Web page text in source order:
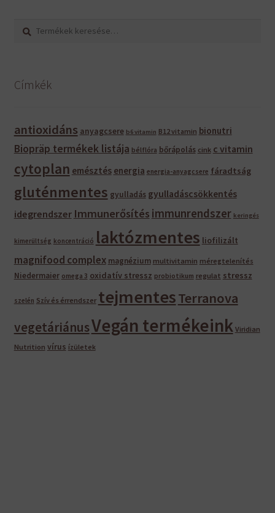
Keresés
Keresés
Címkék
antioxidáns anyagcsere b6 vitamin B12 vitamin bionutri
Biopräp termékek listája bélflóra bőrápolás cink c vitamin
cytoplan emésztés energia energia-anyagcsere fáradtság
gluténmentes gyulladás gyulladáscsökkentés
idegrendszer Immunerősítés immunrendszer keringés
kimerültség koncentráció laktózmentes liofilizált
magnifood complex magnézium multivitamin méregtelenítés
Niedermaier omega 3 oxidatív stressz probiotikum regulat stressz
szelén Szív és érrendszer tejmentesTerranova
vegetáriánusVegán termékeink Viridian
Nutrition vírus ízületek